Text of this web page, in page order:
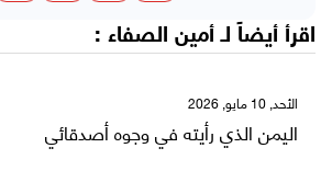
اقرأ أيضاً لـ أمين الصفاء :
الأحد, 10 مايو, 2026
اليمن الذي رأيته في وجوه أصدقائي